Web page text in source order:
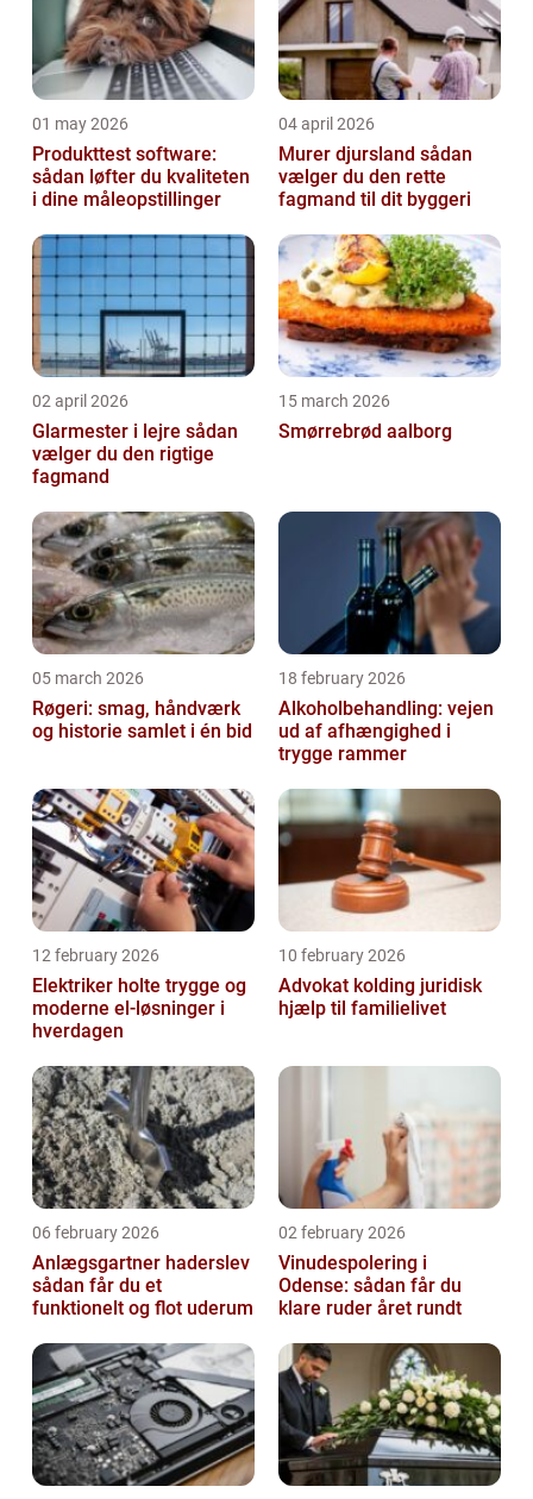
01 may 2026
Produkttest software:
sådan løfter du kvaliteten
i dine måleopstillinger
04 april 2026
Murer djursland sådan
vælger du den rette
fagmand til dit byggeri
02 april 2026
Glarmester i lejre sådan
vælger du den rigtige
fagmand
15 march 2026
Smørrebrød aalborg
05 march 2026
Røgeri: smag, håndværk
og historie samlet i én bid
18 february 2026
Alkoholbehandling: vejen
ud af afhængighed i
trygge rammer
12 february 2026
Elektriker holte trygge og
moderne el-løsninger i
hverdagen
10 february 2026
Advokat kolding juridisk
hjælp til familielivet
06 february 2026
Anlægsgartner haderslev
sådan får du et
funktionelt og flot uderum
02 february 2026
Vinudespolering i
Odense: sådan får du
klare ruder året rundt